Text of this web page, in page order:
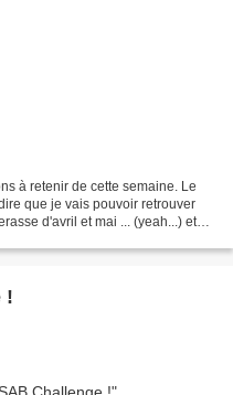
à retenir de cette semaine. Le
que je vais pouvoir retrouver
d'avril et mai ... (yeah...) et
!